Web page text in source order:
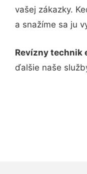
vašej zákazky.
a snažíme sa ju
Revízny technik
ďalšie naše